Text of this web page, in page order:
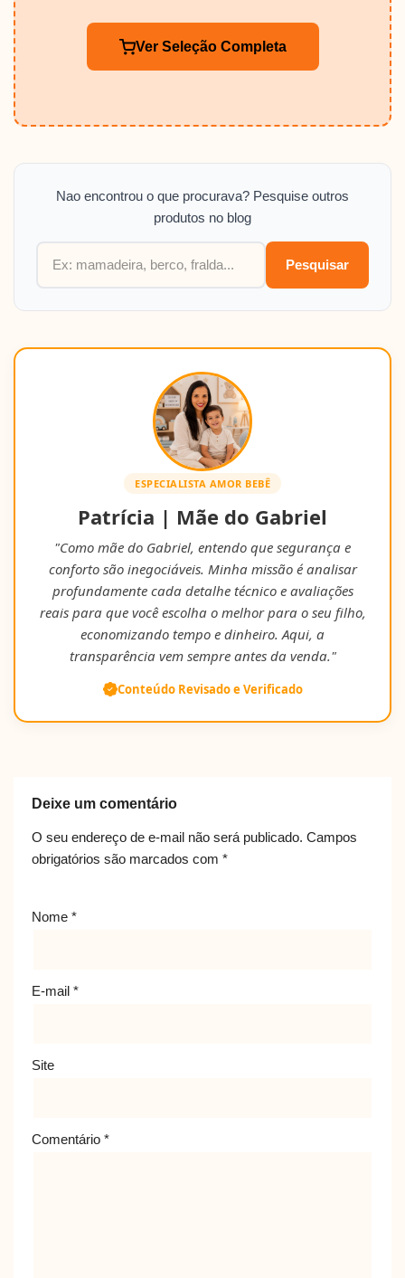
Ver Seleção Completa
Nao encontrou o que procurava? Pesquise outros
produtos no blog
Pesquisar
ESPECIALISTA AMOR BEBÊ
Patrícia | Mãe do Gabriel
"Como mãe do Gabriel, entendo que segurança e
conforto são inegociáveis. Minha missão é analisar
profundamente cada detalhe técnico e avaliações
reais para que você escolha o melhor para o seu filho,
economizando tempo e dinheiro. Aqui, a
transparência vem sempre antes da venda."
Conteúdo Revisado e Verificado
Deixe um comentário
O seu endereço de e-mail não será publicado. Campos
obrigatórios são marcados com *
Nome *
E-mail *
Site
Comentário *